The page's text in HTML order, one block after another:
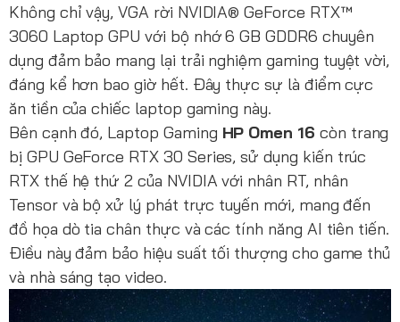
Không chỉ vậy, VGA rời NVIDIA® GeForce RTX™
3060 Laptop GPU với bộ nhớ 6 GB GDDR6 chuyên
dụng đảm bảo mang lại trải nghiệm gaming tuyệt vời,
đáng kể hơn bao giờ hết. Đây thực sự là điểm cực
ăn tiền của chiếc laptop gaming này.
Bên cạnh đó, Laptop Gaming HP Omen 16 còn trang
bị GPU GeForce RTX 30 Series, sử dụng kiến trúc
RTX thế hệ thứ 2 của NVIDIA với nhân RT, nhân
Tensor và bộ xử lý phát trực tuyến mới, mang đến
đồ họa dò tia chân thực và các tính năng AI tiên tiến.
Điều này đảm bảo hiệu suất tối thượng cho game thủ
và nhà sáng tạo video.